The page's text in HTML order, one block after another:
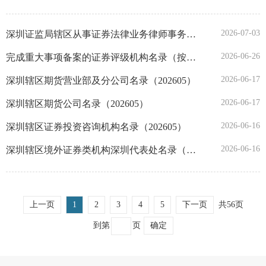
甘肃
青海
宁夏
新疆
深圳证监局辖区从事证券法律业务律师事务所重大事项变更和年度备案表（截至2026年6月26日） 2026-07-03
完成重大事项备案的证券评级机构名录（按照系统报送时间排序） 2026-06-26
深圳辖区期货营业部及分公司名录（202605） 2026-06-17
深圳辖区期货公司名录（202605） 2026-06-17
深圳辖区证券投资咨询机构名录（202605） 2026-06-16
深圳辖区境外证券类机构深圳代表处名录（202605） 2026-06-16
上一页 1 2 3 4 5 下一页 共56页
到第 页 确定